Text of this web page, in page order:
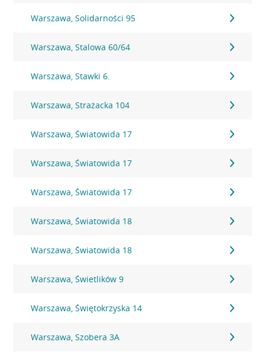
Warszawa, Solidarności 95
Warszawa, Stalowa 60/64
Warszawa, Stawki 6.
Warszawa, Strażacka 104
Warszawa, Światowida 17
Warszawa, Światowida 17
Warszawa, Światowida 17
Warszawa, Światowida 18
Warszawa, Światowida 18
Warszawa, Świetlików 9
Warszawa, Świętokrzyska 14
Warszawa, Szobera 3A